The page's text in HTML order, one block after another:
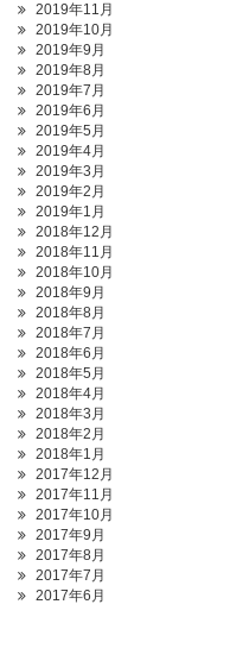
2019年11月
2019年10月
2019年9月
2019年8月
2019年7月
2019年6月
2019年5月
2019年4月
2019年3月
2019年2月
2019年1月
2018年12月
2018年11月
2018年10月
2018年9月
2018年8月
2018年7月
2018年6月
2018年5月
2018年4月
2018年3月
2018年2月
2018年1月
2017年12月
2017年11月
2017年10月
2017年9月
2017年8月
2017年7月
2017年6月